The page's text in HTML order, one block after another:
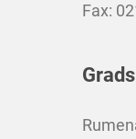
Fax: